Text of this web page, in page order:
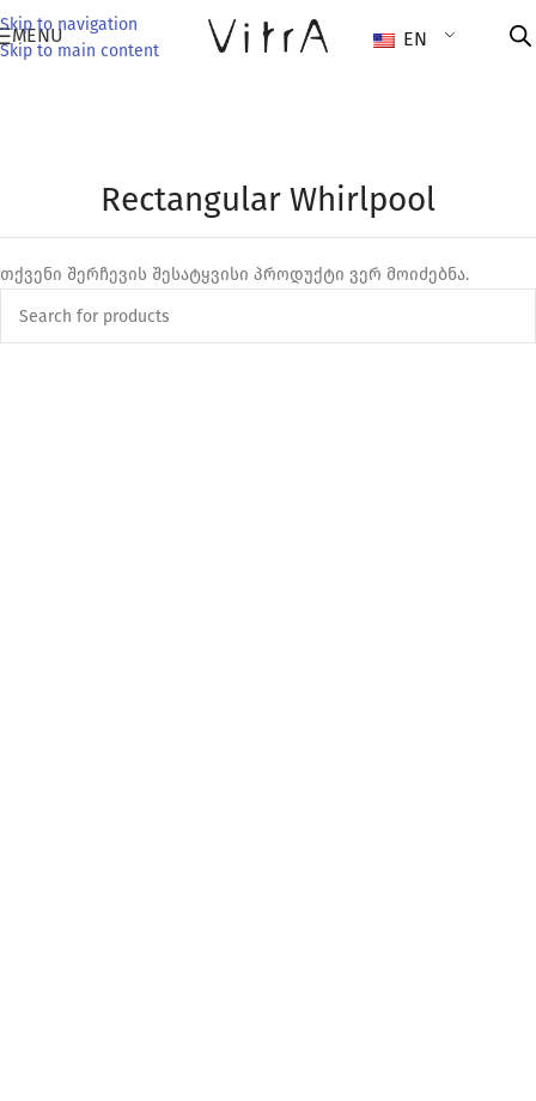
Skip to navigation
Skip to main content
MENU EN
Rectangular Whirlpool
თქვენი შერჩევის შესატყვისი პროდუქტი ვერ მოიძებნა.